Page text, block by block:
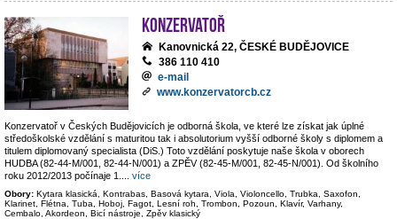
Konzervatoř
Kanovnická 22, ČESKÉ BUDĚJOVICE
386 110 410
e-mail
www.konzervatorcb.cz
Konzervatoř v Českých Budějovicích je odborná škola, ve které lze získat jak úplné
středoškolské vzdělání s maturitou tak i absolutorium vyšší odborné školy s diplomem a
titulem diplomovaný specialista (DiS.) Toto vzdělání poskytuje naše škola v oborech
HUDBA (82-44-M/001, 82-44-N/001) a ZPĚV (82-45-M/001, 82-45-N/001). Od školního
roku 2012/2013 počínaje 1.
více
Obory: Kytara klasická, Kontrabas, Basová kytara, Viola, Violoncello, Trubka, Saxofon,
Klarinet, Flétna, Tuba, Hoboj, Fagot, Lesní roh, Trombon, Pozoun, Klavír, Varhany,
Cembalo, Akordeon, Bicí nástroje, Zpěv klasický